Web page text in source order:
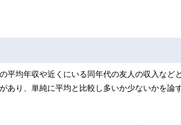
平均年収や近くにいる同年代の友人の収入など
あり、単純に平均と比較し多いか少ないかを論